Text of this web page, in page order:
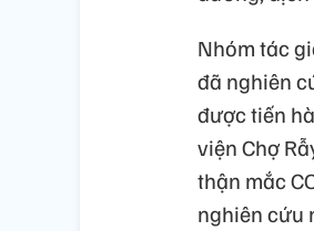
Nhóm tác
đã nghiên
được tiến
viện Chợ
thận mắc
nghiên cứu